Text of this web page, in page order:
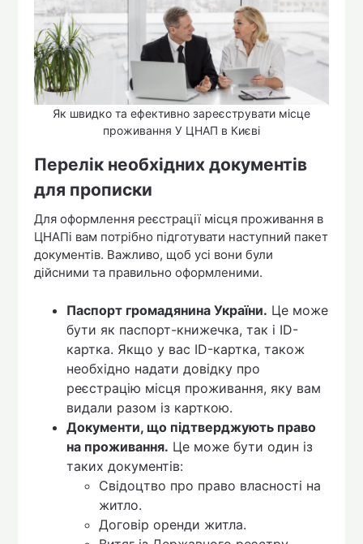
Як швидко та ефективно зареєструвати місце
проживання У ЦНАП в Києві
Перелік необхідних документів
для прописки
Для оформлення реєстрації місця проживання в
ЦНАПі вам потрібно підготувати наступний пакет
документів. Важливо, щоб усі вони були
дійсними та правильно оформленими.
Паспорт громадянина України. Це може
бути як паспорт-книжечка, так і ID-
картка. Якщо у вас ID-картка, також
необхідно надати довідку про
реєстрацію місця проживання, яку вам
видали разом із карткою.
Документи, що підтверджують право
на проживання. Це може бути один із
таких документів:
Свідоцтво про право власності на
житло.
Договір оренди житла.